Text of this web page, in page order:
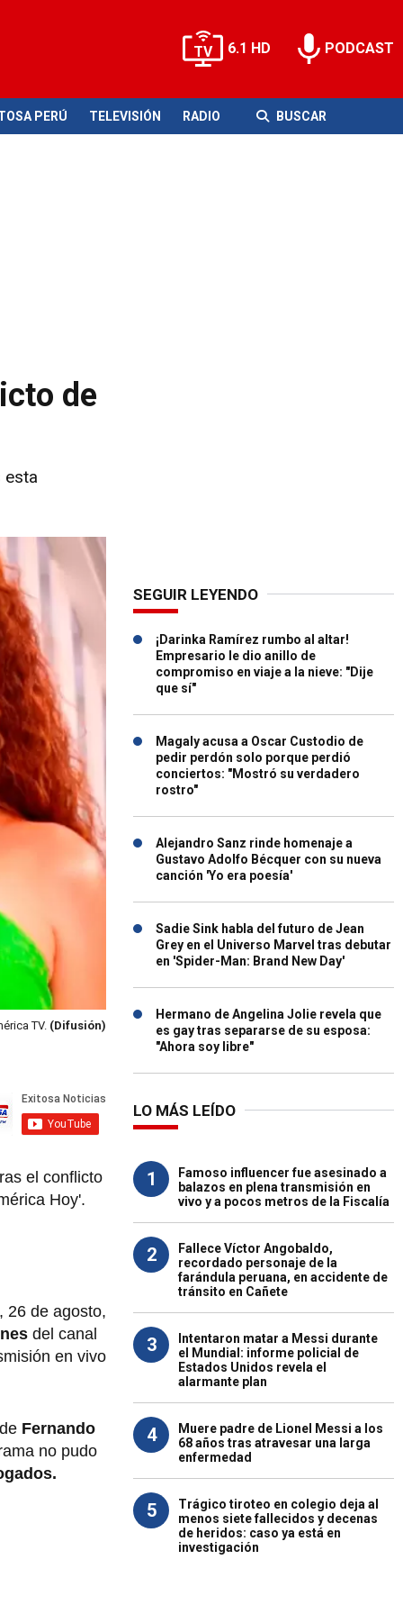
6.1 HD PODCAST
PERÚ TELEVISIÓN RADIO BUSCAR
de
esta
TV. (Difusión)
el conflicto
Hoy'.
26 de agosto,
del canal
en vivo
Fernando
no pudo
SEGUIR LEYENDO
¡Darinka Ramírez rumbo al altar!
Empresario le dio anillo de
compromiso en viaje a la nieve: "Dije
que sí"
Magaly acusa a Oscar Custodio de
pedir perdón solo porque perdió
conciertos: "Mostró su verdadero
rostro"
Alejandro Sanz rinde homenaje a
Gustavo Adolfo Bécquer con su nueva
canción 'Yo era poesía'
Sadie Sink habla del futuro de Jean
Grey en el Universo Marvel tras debutar
en 'Spider-Man: Brand New Day'
Hermano de Angelina Jolie revela que
es gay tras separarse de su esposa:
"Ahora soy libre"
LO MÁS LEÍDO
1
Famoso influencer fue asesinado a
balazos en plena transmisión en
vivo y a pocos metros de la Fiscalía
2
Fallece Víctor Angobaldo,
recordado personaje de la
farándula peruana, en accidente de
tránsito en Cañete
3
Intentaron matar a Messi durante
el Mundial: informe policial de
Estados Unidos revela el
alarmante plan
4
Muere padre de Lionel Messi a los
68 años tras atravesar una larga
enfermedad
5
Trágico tiroteo en colegio deja al
menos siete fallecidos y decenas
de heridos: caso ya está en
investigación